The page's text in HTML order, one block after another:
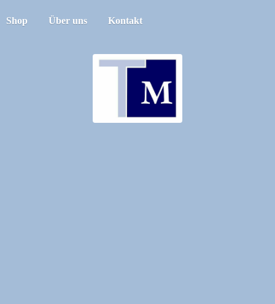
Shop Über uns Kontakt